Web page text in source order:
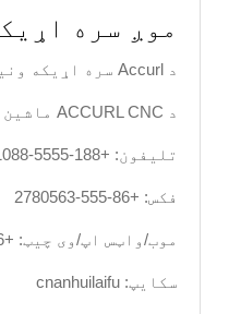
موږ سره
د Accurl سره اړیکه ونیسئ
د ACCURL CNC ماشین وسیلې (Anhui) Co., LTD
تلیفون: +188-5555-1088
فکس: +86-555-2780563
موب/واټس اپ/وی چیټ: +86-18855551088
سکایپ: cnanhuilaifu